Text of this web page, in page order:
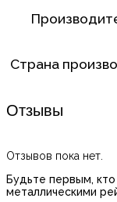
Страна
Отзывы
Отзывов пока нет.
Будьте первым,
металлическими